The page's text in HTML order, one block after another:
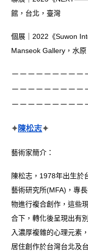
館，台北，臺灣
個展｜2022《Suwon
Manseok Gallery，水原
－－－－－－－－－
－－－－－－－－－
－－－－－－－－－
✦陳松志✦
藝術家簡介：
陳松志，1978年出生於
藝術研究所(MFA)，專
物進行複合創作，這些
合下，轉化後呈現出有
入濃厚複雜的心理元素
居住創作於台灣台北及